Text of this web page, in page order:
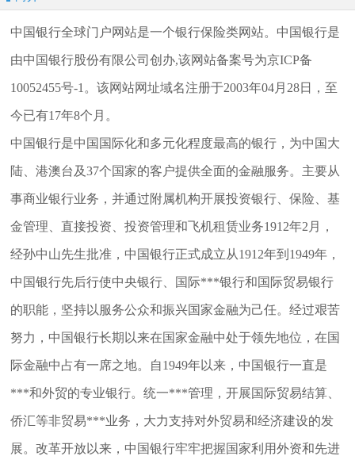
中国银行全球门户网站是一个银行保险类网站。中国银行是
由中国银行股份有限公司创办,该网站备案号为京ICP备
10052455号-1。该网站网址域名注册于2003年04月28日，至
今已有17年8个月。
中国银行是中国国际化和多元化程度最高的银行，为中国大
陆、港澳台及37个国家的客户提供全面的金融服务。主要从
事商业银行业务，并通过附属机构开展投资银行、保险、基
金管理、直接投资、投资管理和飞机租赁业务1912年2月，
经孙中山先生批准，中国银行正式成立从1912年到1949年，
中国银行先后行使中央银行、国际***银行和国际贸易银行
的职能，坚持以服务公众和振兴国家金融为己任。经过艰苦
努力，中国银行长期以来在国家金融中处于领先地位，在国
际金融中占有一席之地。自1949年以来，中国银行一直是
***和外贸的专业银行。统一***管理，开展国际贸易结算、
侨汇等非贸易***业务，大力支持对外贸易和经济建设的发
展。改革开放以来，中国银行牢牢把握国家利用外资和先进